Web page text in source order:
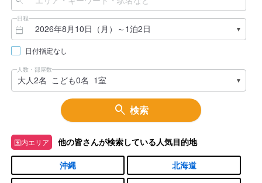
日程
日付指定なし
人数・部屋数
検索
国内エリア
他の皆さんが検索している人気目的地
沖縄
北海道